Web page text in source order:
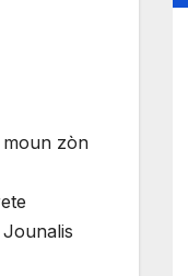
moun zòn